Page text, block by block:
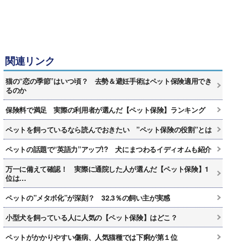
関連リンク
猫の“恋の季節”はいつ頃？ 去勢＆避妊手術はペット保険適用でき
るのか
保険料で満足 実際の利用者が選んだ【ペット保険】ランキング
ペットを飼っているなら読んでおきたい ”ペット保険の役割”とは
ペットの話題で“英語力”アップ!? 犬にまつわるイディオムも紹介
万一に備えて確認！ 実際に通院した人が選んだ【ペット保険】1
位は…
ペットの”メタボ化”が深刻？ 32.3％の飼い主が実感
小型犬を飼っている人に人気の【ペット保険】はどこ？
ペットがかかりやすい傷病、人気猫種では下痢が第１位